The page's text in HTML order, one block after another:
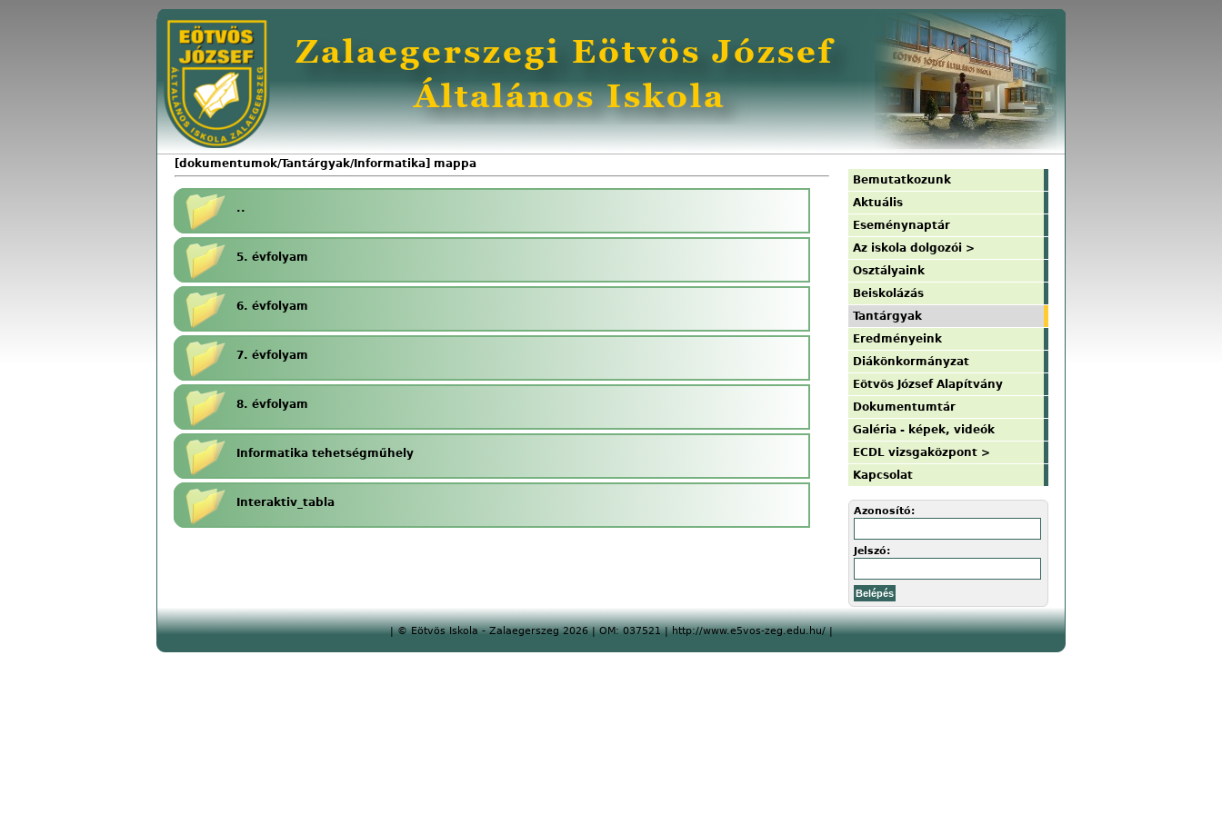
[dokumentumok/Tantárgyak/Informatika] mappa
..
5. évfolyam
6. évfolyam
7. évfolyam
8. évfolyam
Informatika tehetségműhely
Interaktiv_tabla
Bemutatkozunk
Aktuális
Eseménynaptár
Az iskola dolgozói >
Osztályaink
Beiskolázás
Tantárgyak
Eredményeink
Diákönkormányzat
Eötvös József Alapítvány
Dokumentumtár
Galéria - képek, videók
ECDL vizsgaközpont >
Kapcsolat
Azonosító:
Jelszó:
| © Eötvös Iskola - Zalaegerszeg 2026 | OM: 037521 | http://www.e5vos-zeg.edu.hu/ |